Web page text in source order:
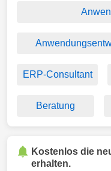
ERP-Consultant
Beratung
Kostenlos die
erhalten.